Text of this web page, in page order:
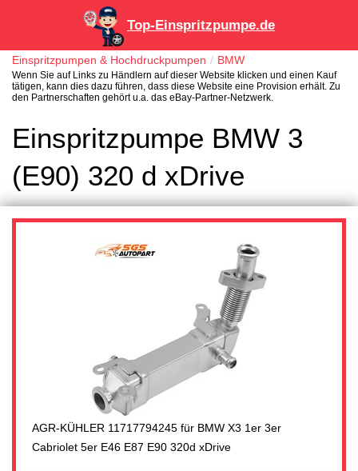
Top-Einspritzpumpe.de
Einspritzpumpen & Hochdruckpumpen BMW
Wenn Sie auf Links zu Händlern auf dieser Website klicken und einen Kauf
tätigen, kann dies dazu führen, dass diese Website eine Provision erhält. Zu
den Partnerschaften gehört u.a. das eBay-Partner-Netzwerk.
Einspritzpumpe BMW 3
(E90) 320 d xDrive
AGR-KÜHLER 11717794245 für BMW X3 1er 3er
Cabriolet 5er E46 E87 E90 320d xDrive